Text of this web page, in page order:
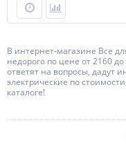
В интернет-магазине Все
недорого по цене от 2160
ответят на вопросы, дадут
электрические по
каталоге!